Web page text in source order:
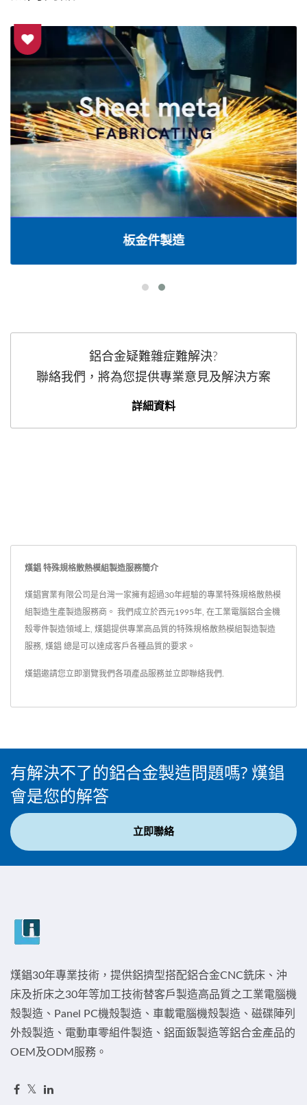
板金件製造
鋁合金疑難雜症難解決?
聯絡我們，將為您提供專業意見及解決方案
詳細資料
熯錩 特殊規格散熱模組製造服務簡介
熯錩實業有限公司是台灣一家擁有超過30年經驗的專業特殊規格散熱模
組製造生產製造服務商。 我們成立於西元1995年, 在工業電腦鋁合金機
殼零件製造領域上, 熯錩提供專業高品質的特殊規格散熱模組製造製造
服務, 熯錩 總是可以達成客戶各種品質的要求。
熯錩邀請您立即瀏覽我們各項產品服務並立即聯絡我們
有解決不了的鋁合金製造問題嗎? 熯錩
會是您的解答
立即聯絡
熯錩30年專業技術，提供鋁擠型搭配鋁合金CNC銑床、沖
床及折床之30年等加工技術替客戶製造高品質之工業電腦機
殼製造、Panel PC機殼製造、車載電腦機殼製造、磁碟陣列
外殼製造、電動車零組件製造、鋁面鈑製造等鋁合金產品的
OEM及ODM服務。